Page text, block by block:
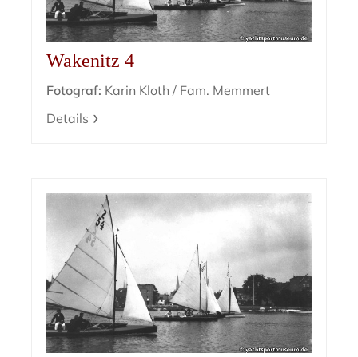
Wakenitz 4
Fotograf: Karin Kloth / Fam. Memmert
Details